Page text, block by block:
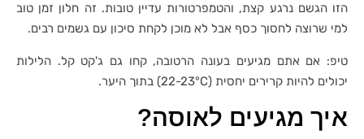
הזו הגשם נרגע קצת, והטמפרטורות עדיין טובות. זה חלון זמן טוב
למי שרוצה לחסוך כסף אבל לא מוכן לקחת סיכון עם גשמים רבים.
טיפ: אם אתם מגיעים בעונה הרטובה, קחו גם ג'קט קל. הלילות
יכולים להיות קרירים יחסית (22-23°C) בתוך היער.
איך מגיעים לאוסה?